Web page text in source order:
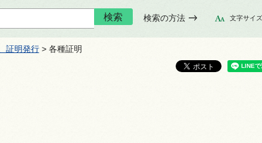
検索の方法 文字サイ
証明発行> 各種証明